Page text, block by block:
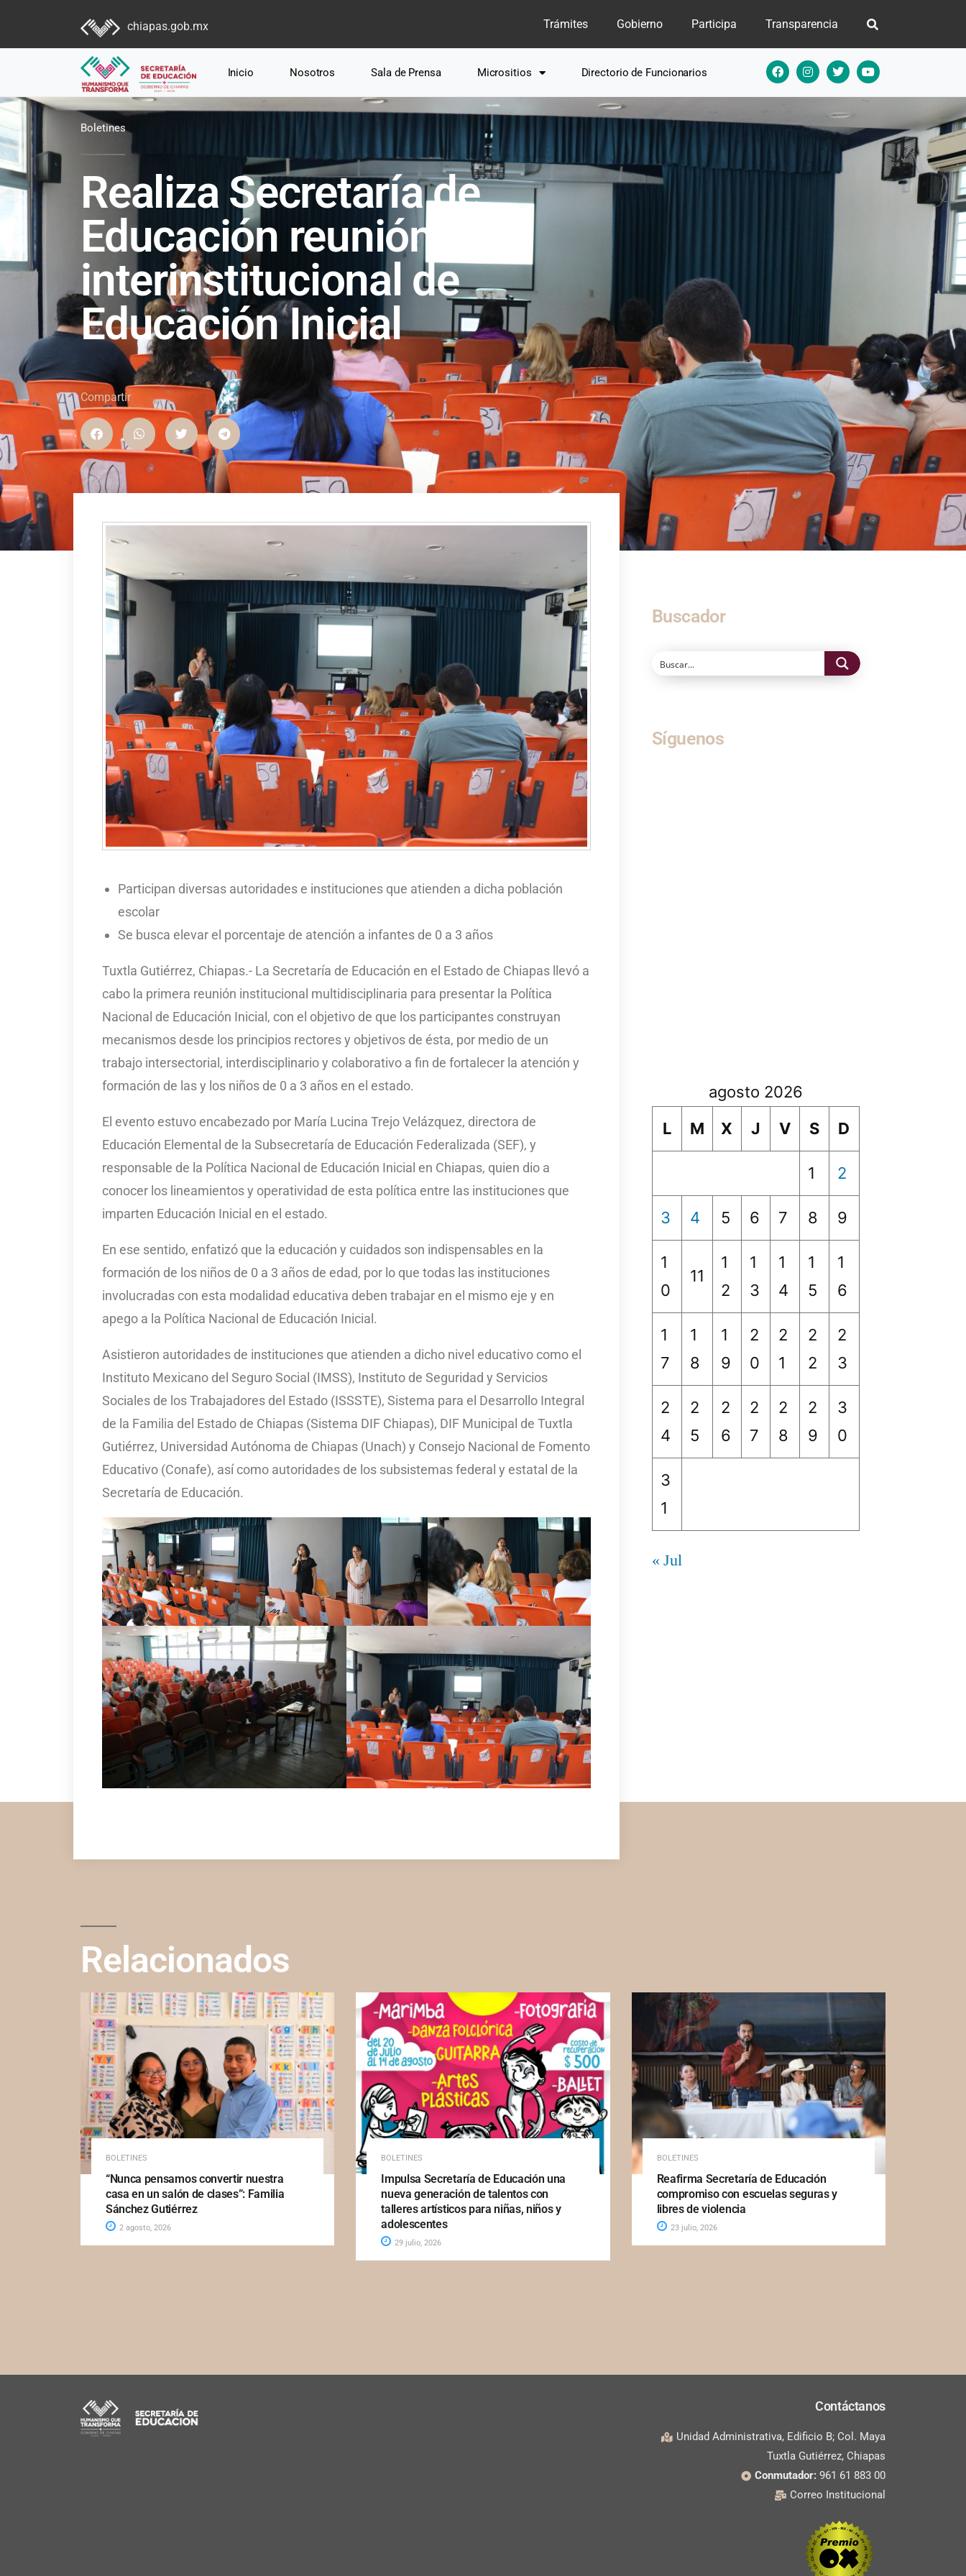
chiapas.gob.mx Trámites Gobierno Participa Transparencia
Inicio Nosotros Sala de Prensa Micrositios Directorio de Funcionarios
Boletines
Realiza Secretaría de
Educación reunión
interinstitucional de
Educación Inicial
Compartir
Participan diversas autoridades e instituciones que atienden a dicha población
escolar
Se busca elevar el porcentaje de atención a infantes de 0 a 3 años
Tuxtla Gutiérrez, Chiapas.- La Secretaría de Educación en el Estado de Chiapas llevó a
cabo la primera reunión institucional multidisciplinaria para presentar la Política
Nacional de Educación Inicial, con el objetivo de que los participantes construyan
mecanismos desde los principios rectores y objetivos de ésta, por medio de un
trabajo intersectorial, interdisciplinario y colaborativo a fin de fortalecer la atención y
formación de las y los niños de 0 a 3 años en el estado.
El evento estuvo encabezado por María Lucina Trejo Velázquez, directora de
Educación Elemental de la Subsecretaría de Educación Federalizada (SEF), y
responsable de la Política Nacional de Educación Inicial en Chiapas, quien dio a
conocer los lineamientos y operatividad de esta política entre las instituciones que
imparten Educación Inicial en el estado.
En ese sentido, enfatizó que la educación y cuidados son indispensables en la
formación de los niños de 0 a 3 años de edad, por lo que todas las instituciones
involucradas con esta modalidad educativa deben trabajar en el mismo eje y en
apego a la Política Nacional de Educación Inicial.
Asistieron autoridades de instituciones que atienden a dicho nivel educativo como el
Instituto Mexicano del Seguro Social (IMSS), Instituto de Seguridad y Servicios
Sociales de los Trabajadores del Estado (ISSSTE), Sistema para el Desarrollo Integral
de la Familia del Estado de Chiapas (Sistema DIF Chiapas), DIF Municipal de Tuxtla
Gutiérrez, Universidad Autónoma de Chiapas (Unach) y Consejo Nacional de Fomento
Educativo (Conafe), así como autoridades de los subsistemas federal y estatal de la
Secretaría de Educación.
Buscador
Síguenos
agosto 2026
L
M X J V S D
1 2
3 4 5 6 7 8 9
1
0
11
1
2
1
3
1
4
1
5
1
6
1
7
1
8
1
9
2
0
2
1
2
2
2
3
2
4
2
5
2
6
2
7
2
8
2
9
3
0
3
1
« Jul
Relacionados
BOLETINES
“Nunca pensamos convertir nuestra
casa en un salón de clases”: Familia
Sánchez Gutiérrez
2 agosto, 2026
BOLETINES
Impulsa Secretaría de Educación una
nueva generación de talentos con
talleres artísticos para niñas, niños y
adolescentes
29 julio, 2026
BOLETINES
Reafirma Secretaría de Educación
compromiso con escuelas seguras y
libres de violencia
23 julio, 2026
Contáctanos
Unidad Administrativa, Edificio B; Col. Maya
Tuxtla Gutiérrez, Chiapas
Conmutador: 961 61 883 00
Correo Institucional